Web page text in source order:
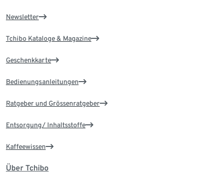
Newsletter
Tchibo Kataloge & Magazine
Geschenkkarte
Bedienungsanleitungen
Ratgeber und Grössenratgeber
Entsorgung/ Inhaltsstoffe
Kaffeewissen
Über Tchibo